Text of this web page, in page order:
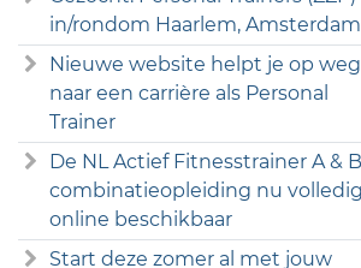
in/rondom Haarlem, Amsterdam
Nieuwe website helpt je op weg
naar een carrière als Personal
Trainer
De NL Actief Fitnesstrainer A & B
combinatieopleiding nu volledig
online beschikbaar
Start deze zomer al met jouw